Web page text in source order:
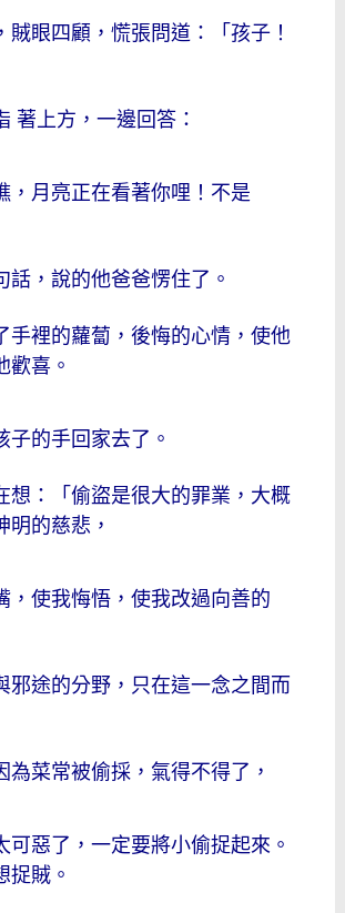
賊眼四顧，慌張問道：「孩子！
著上方，一邊回答：
，月亮正在看著你哩！不是
話，說的他爸爸愣住了。
手裡的蘿蔔，後悔的心情，使他
歡喜。
子的手回家去了。
想：「偷盜是很大的罪業，大概
明的慈悲，
，使我悔悟，使我改過向善的
邪途的分野，只在這一念之間而
為菜常被偷採，氣得不得了，
可惡了，一定要將小偷捉起來。
捉賊。